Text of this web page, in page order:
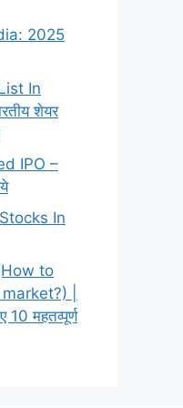
2025
In
शेयर
IPO –
In
to
|
10 महतव्पूर्ण